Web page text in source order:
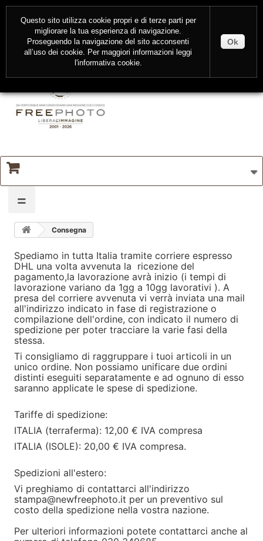
=
Consegna
Spediamo in tutta Italia tramite corriere espresso
DHL una volta avvenuta la ricezione del
pagamento,la lavorazione avrà inizio (i tempi di
lavorazione variano da 1gg a 10gg lavorativi ). A
presa del corriere avvenuta vi verrà inviata una mail
all'indirizzo indicato in fase di registrazione o
compilazione dell'ordine, con indicato il numero di
spedizione per poter tracciare la varie fasi della
stessa.
Ti consigliamo di raggruppare i tuoi articoli in un
unico ordine. Non possiamo unificare due ordini
distinti eseguiti separatamente e ad ognuno di esso
saranno applicate le spese di spedizione.
Tariffe di spedizione:
ITALIA (terraferma): 12,00 € IVA compresa
ITALIA (ISOLE): 20,00 € IVA compresa.
Spedizioni all'estero:
Vi preghiamo di contattarci all'indirizzo
stampa@newfreephoto.it per un preventivo sul
costo della spedizione nella vostra nazione.
Per ulteriori informazioni potete contattarci anche al
Questo sito utilizza cookie propri e di terze parti per
migliorare la tua esperienza di navigazione.
Proseguendo la navigazione del sito acconsenti
all’uso dei cookie. Per maggiori informazioni leggi
l'informativa cookie.
Ok